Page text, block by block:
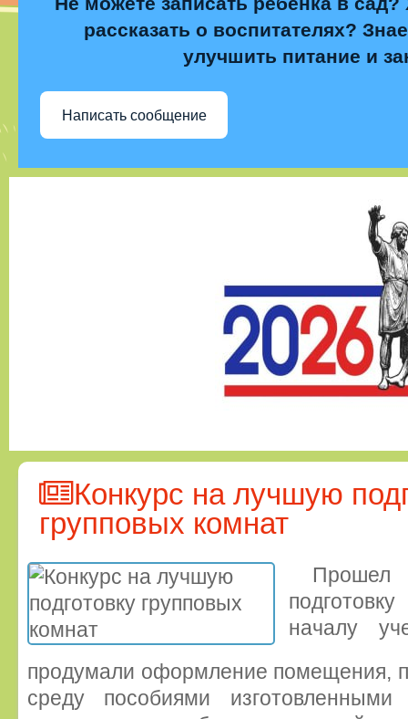
рассказать о воспитателях?
улучшить питание и
Написать сообщение
Конкурс на лучшую
групповых комнат
началу
продумали оформление помещения,
среду пособиями